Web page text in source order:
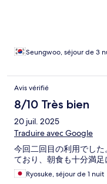
Seungwoo, séjour de 3
Avis vérifié
8/10 Très bien
20 juil. 2025
Traduire avec Google
今回二回目の利用でし
ており、朝食も十分満足
Ryosuke, séjour de 1 nuit